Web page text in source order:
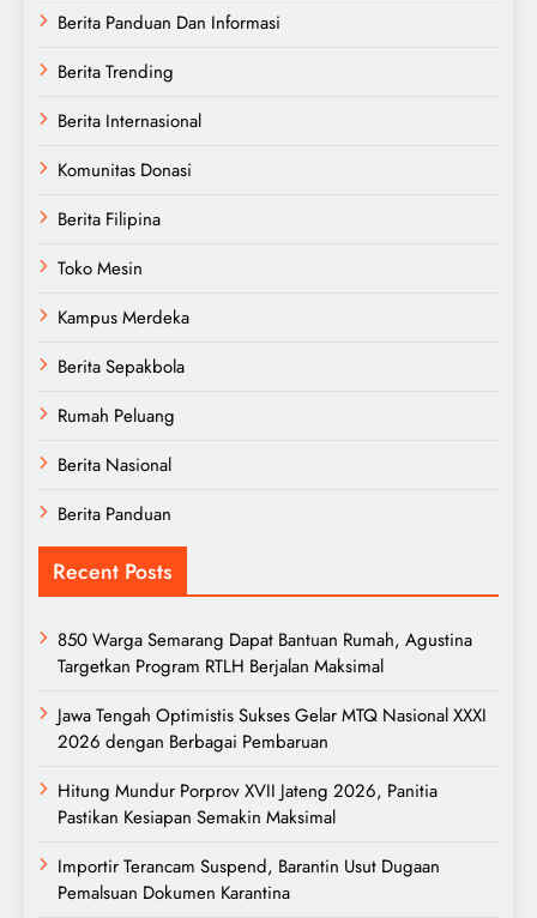
Berita Panduan Dan Informasi
Berita Trending
Berita Internasional
Komunitas Donasi
Berita Filipina
Toko Mesin
Kampus Merdeka
Berita Sepakbola
Rumah Peluang
Berita Nasional
Berita Panduan
Recent Posts
850 Warga Semarang Dapat Bantuan Rumah, Agustina
Targetkan Program RTLH Berjalan Maksimal
Jawa Tengah Optimistis Sukses Gelar MTQ Nasional XXXI
2026 dengan Berbagai Pembaruan
Hitung Mundur Porprov XVII Jateng 2026, Panitia
Pastikan Kesiapan Semakin Maksimal
Importir Terancam Suspend, Barantin Usut Dugaan
Pemalsuan Dokumen Karantina